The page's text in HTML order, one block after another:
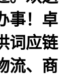
事！卓
词应链
流、商